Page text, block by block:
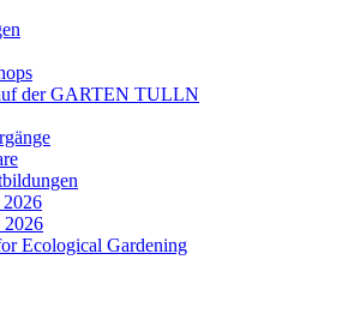
der GARTEN TULLN
Ecological Gardening